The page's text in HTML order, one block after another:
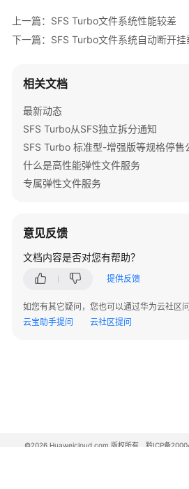
不
完
视
帮
助
文
档
下
用
产
担
上一篇：SFS Turbo文件系统性能较差
下一篇：SFS Turbo文件系统自动断开挂
相关文档
最新动态
SFS Turbo从SFS独立拆分通知
SFS Turbo 标准型-增强版等规格停售
什么是高性能弹性文件服务
专属弹性文件服务
意见反馈
文档内容是否对您有帮助？
提供反馈
如您有其它疑问，您也可以通过华为云社区
云宝助手提问
云社区提问
©2026 Huaweicloud.com 版权所有 黔ICP备